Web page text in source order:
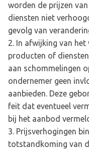
worden de prijzen
diensten niet
gevolg van
In afwijking van
producten of
aan schommelingen
ondernemer geen
aanbieden. Deze
feit dat eventueel
bij het aanbod
Prijsverhogingen
totstandkoming van